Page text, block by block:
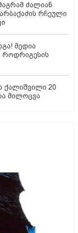
ძალიან
რჩეული
მედია
როდრიგესის
ქალიშვილი 20
მილოცვა